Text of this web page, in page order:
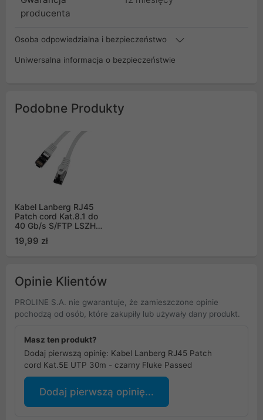
producenta
Osoba odpowiedzialna i bezpieczeństwo
Uniwersalna informacja o bezpieczeństwie
Podobne Produkty
Kabel Lanberg RJ45
Patch cord Kat.8.1 do
40 Gb/s S/FTP LSZH
CU 3m Szary Fluke
Passed (PCF8-10CU-
19,99 zł
Opinie Klientów
PROLINE S.A. nie gwarantuje, że zamieszczone opinie
pochodzą od osób, które zakupiły lub używały dany produkt.
Masz ten produkt?
Dodaj pierwszą opinię: Kabel Lanberg RJ45 Patch
cord Kat.5E UTP 30m - czarny Fluke Passed
Dodaj pierwszą opinię...